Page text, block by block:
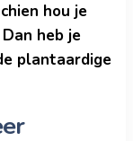
hou je
heb je
plantaardige